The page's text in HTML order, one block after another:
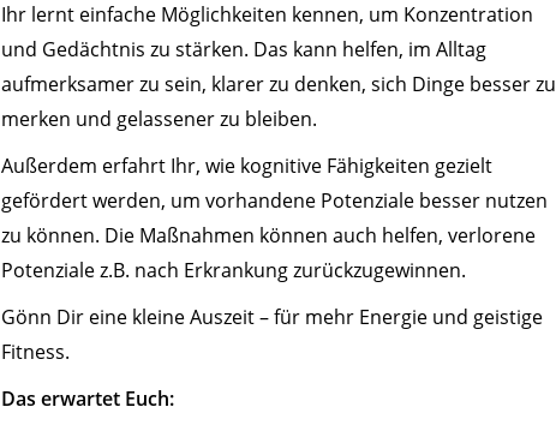
Ihr lernt einfache Möglichkeiten kennen, um Konzentration
und Gedächtnis zu stärken. Das kann helfen, im Alltag
aufmerksamer zu sein, klarer zu denken, sich Dinge besser zu
merken und gelassener zu bleiben.
Außerdem erfahrt Ihr, wie kognitive Fähigkeiten gezielt
gefördert werden, um vorhandene Potenziale besser nutzen
zu können. Die Maßnahmen können auch helfen, verlorene
Potenziale z.B. nach Erkrankung zurückzugewinnen.
Gönn Dir eine kleine Auszeit – für mehr Energie und geistige
Fitness.
Das erwartet Euch: